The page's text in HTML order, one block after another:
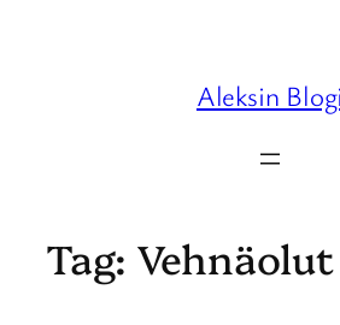
Aleksin Blogi
Tag: Vehnäolut